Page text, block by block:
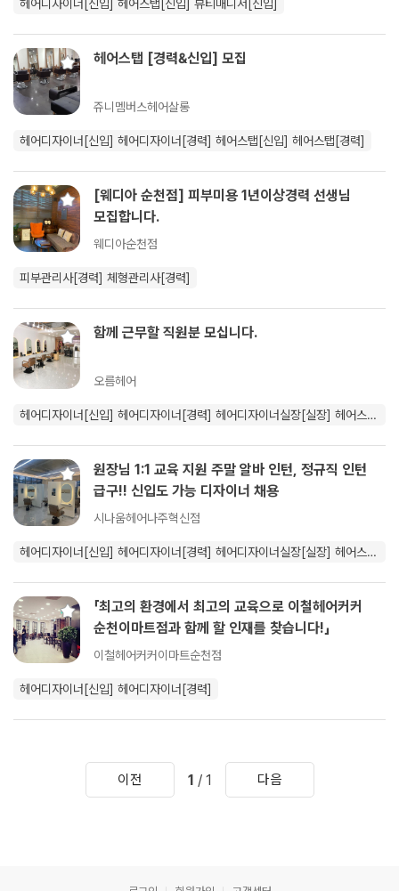
헤어디자이너[신입] 헤어스탭[신입] 뷰티매니저[신입]
헤어스탭 [경력&신입] 모집
쥬니멤버스헤어살롱
헤어디자이너[신입] 헤어디자이너[경력] 헤어스탭[신입] 헤어스탭[경력]
[웨디아 순천점] 피부미용 1년이상경력 선생님
모집합니다.
웨디아순천점
피부관리사[경력] 체형관리사[경력]
함께 근무할 직원분 모십니다.
오름헤어
헤어디자이너[신입] 헤어디자이너[경력] 헤어디자이너실장[실장] 헤어스탭
원장님 1:1 교육 지원 주말 알바 인턴, 정규직 인턴
급구!! 신입도 가능 디자이너 채용
시나움헤어나주혁신점
헤어디자이너[신입] 헤어디자이너[경력] 헤어디자이너실장[실장] 헤어스탭
「최고의 환경에서 최고의 교육으로 이철헤어커커
순천이마트점과 함께 할 인재를 찾습니다!」
이철헤어커커이마트순천점
헤어디자이너[신입] 헤어디자이너[경력]
이전 1 / 1 다음